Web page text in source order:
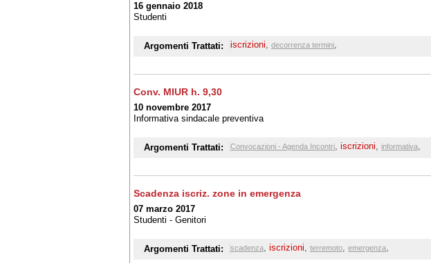
16 gennaio 2018
Studenti
Argomenti Trattati: iscrizioni, decorrenza termini,
Conv. MIUR h. 9,30
10 novembre 2017
Informativa sindacale preventiva
Argomenti Trattati: Convocazioni - Agenda Incontri, iscrizioni, informativa,
Scadenza iscriz. zone in emergenza
07 marzo 2017
Studenti - Genitori
Argomenti Trattati: scadenza, iscrizioni, terremoto, emergenza,